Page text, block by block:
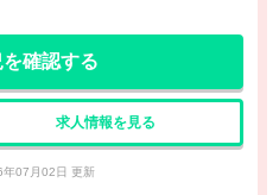
確認する
求人情報を見る
年07月02日 更新